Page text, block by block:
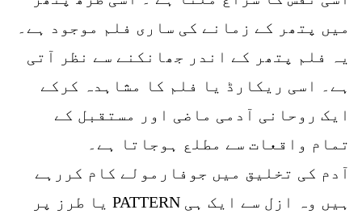
میں پتھر کے زمانے کی ساری فلم موجود ہے۔
یہ فلم پتھر کے اندر جھانکنے سے نظر آتی
ہے۔ اسی ریکارڈ یا فلم کا مشاہدہ کرکے
ایک روحانی آدمی ماضی اور مستقبل کے
تمام واقعات سے مطلع ہوجاتا ہے۔
آدم کی تخلیق میں جوفارمولے کام کررہے
ہیں وہ ازل سے ایک ہی PATTERN یا طرز پر